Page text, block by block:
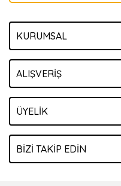
KURUMSAL
ALIŞVERİŞ
ÜYELİK
BİZİ TAKİP EDİN